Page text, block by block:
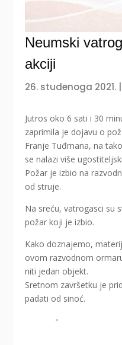
Neumski
akciji
26. studenoga 2021.
Jutros oko 6 sati i 30
zaprimila je dojavu o
Franje Tuđmana, na
se nalazi više
Požar je izbio na
od struje.
Na sreću, vatrogasci su
požar koji je izbio.
Kako doznajemo,
ovom razvodnom
niti jedan objekt.
Sretnom završetku je
padati od sinoć.